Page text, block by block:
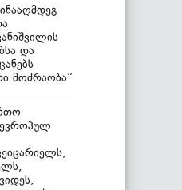
და
მოძრაობა”
ევროპულ